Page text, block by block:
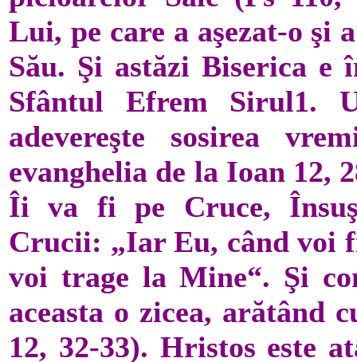
Lui, pe care a aşezat-o şi
Său. Şi astăzi Biserica e
Sfântul Efrem Sirul1.
adevereşte sosirea
evanghelia de la Ioan 12,
Îi va fi pe Cruce,
Crucii: „Iar Eu, când voi
voi trage la Mine“. Şi
aceasta o zicea, arătând
12, 32-33). Hristos este